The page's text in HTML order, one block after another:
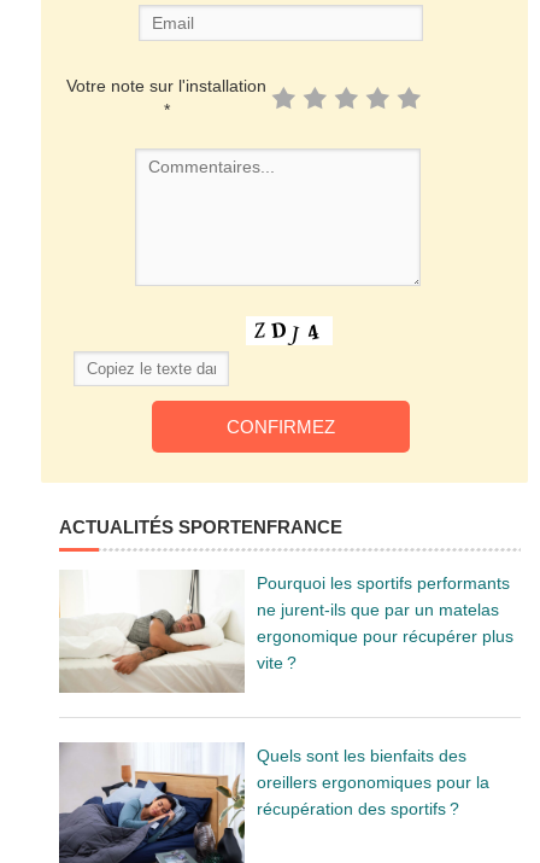
Votre note sur l'installation
*
ACTUALITÉS SPORTENFRANCE
Pourquoi les sportifs performants
ne jurent-ils que par un matelas
ergonomique pour récupérer plus
vite ?
Quels sont les bienfaits des
oreillers ergonomiques pour la
récupération des sportifs ?